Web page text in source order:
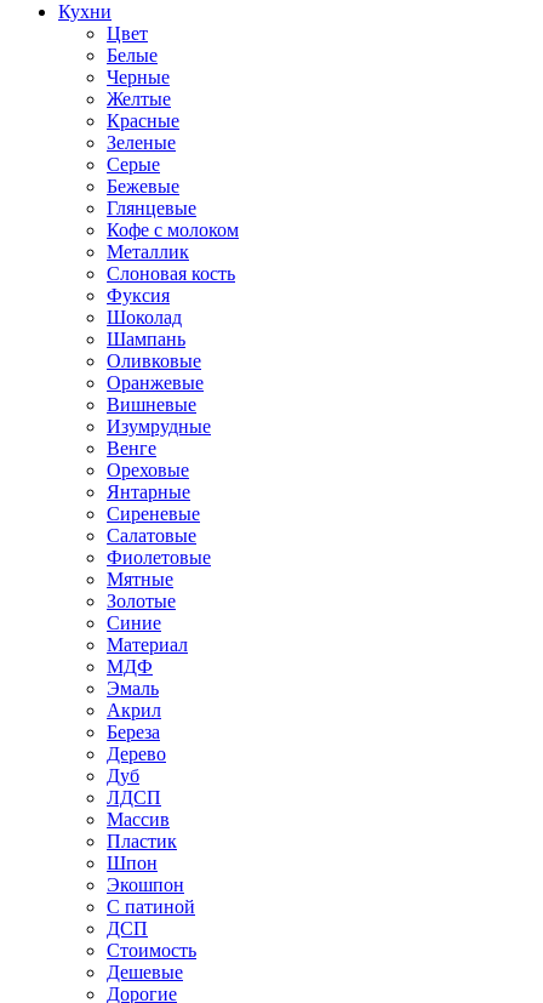
Кухни
Цвет
Белые
Черные
Желтые
Красные
Зеленые
Серые
Бежевые
Глянцевые
Кофе с молоком
Металлик
Слоновая кость
Фуксия
Шоколад
Шампань
Оливковые
Оранжевые
Вишневые
Изумрудные
Венге
Ореховые
Янтарные
Сиреневые
Салатовые
Фиолетовые
Мятные
Золотые
Синие
Материал
МДФ
Эмаль
Акрил
Береза
Дерево
Дуб
ЛДСП
Массив
Пластик
Шпон
Экошпон
С патиной
ДСП
Стоимость
Дешевые
Дорогие